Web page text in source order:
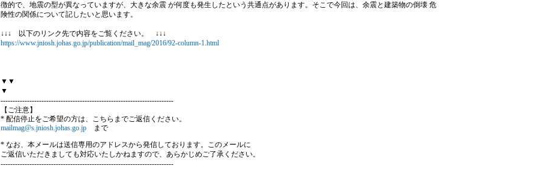
徴的で、地震の型が異なっていますが、大きな余震 が何度も発生したという共通点があります。そこで今回は、余震と建築物の倒壊 危
険性の関係について記したいと思います。
↓↓↓ 以下のリンク先で内容をご覧ください。 ↓↓↓
https://www.jniosh.johas.go.jp/publication/mail_mag/2016/92-column-1.html
▼▼
▼
------------------------------------------------------------------------
【ご注意】
* 配信停止をご希望の方は、こちらまでご返信ください。
mailmag@s.jniosh.johas.go.jp まで
* なお、本メールは送信専用のアドレスから発信しております。このメールに
ご返信いただきましても対応いたしかねますので、あらかじめご了承ください。
------------------------------------------------------------------------